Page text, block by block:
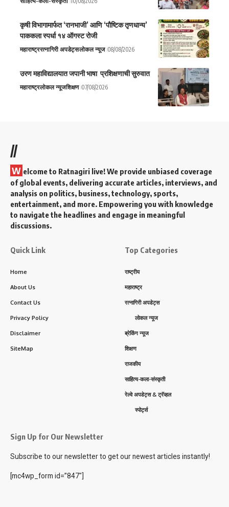
कृषी विभागामार्फत ‘रानभाजी’ आणि ‘पौष्टिक तृणधान्य’
पाककला स्पर्धा १४ ऑगस्ट रोजी
महाराष्ट्ररत्नागिरी अपडेट्सलोकल न्यूज 08/08/2026
उरण महाविद्यालयात जपानी भाषा प्रशिक्षणाची सुरुवात
महाराष्ट्रलोकल न्यूजशिक्षण 07/08/2026
//
W elcome to Ratnagiri live! We provide unbiased coverage
of global events, delivering accurate articles, interviews, and
analysis on politics, business, technology, sports,
entertainment, and more. Empowering you with knowledge
to navigate the headlines and engage in meaningful
discussions.
Quick Link
Home
About Us
Contact Us
Privacy Policy
Disclaimer
SiteMap
Top Categories
राष्ट्रीय
महाराष्ट्र
रत्नागिरी अपडेट्स
लोकल न्यूज
ब्रेकिंग न्यूज
शिक्षण
राजकीय
साहित्य-कला-संस्कृती
रेल्वे अपडेट्स & ट्रॅव्हल
स्पोर्ट्स
Sign Up for Our Newsletter
Subscribe to our newsletter to get our newest articles instantly!
[mc4wp_form id=”847″]